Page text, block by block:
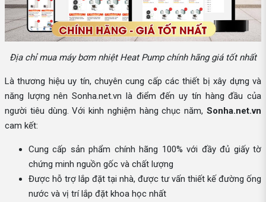
Địa chỉ mua máy bơm nhiệt Heat Pump chính hãng giá tốt nhất
Là thương hiệu uy tín, chuyên cung cấp các thiết bị xây dựng và
năng lượng nên Sonha.net.vn là điểm đến uy tín hàng đầu của
người tiêu dùng. Với kinh nghiệm hàng chục năm, Sonha.net.vn
cam kết:
Cung cấp sản phẩm chính hãng 100% với đầy đủ giấy tờ
chứng minh nguồn gốc và chất lượng
Được hỗ trợ lắp đặt tại nhà, được tư vấn thiết kế đường ống
nước và vị trí lắp đặt khoa học nhất